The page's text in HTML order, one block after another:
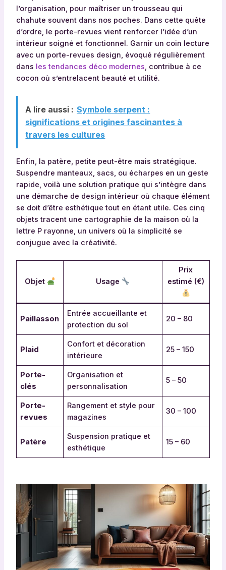
l’organisation, pour maîtriser un trousseau qui
chahute souvent dans nos poches. Dans cette quête
d’ordre, le porte-revues vient renforcer l’idée d’un
intérieur soigné et fonctionnel. Garnir un coin lecture
avec un porte-revues design, évoqué régulièrement
dans les tendances déco modernes, contribue à ce
cocon où s’entrelacent beauté et utilité.
A lire aussi : Symbole serpent :
significations et origines fascinantes à
travers les cultures
Enfin, la patère, petite peut-être mais stratégique.
Suspendre manteaux, sacs, ou écharpes en un geste
rapide, voilà une solution pratique qui s’intègre dans
une démarche de design intérieur où chaque élément
se doit d’être esthétique tout en étant utile. Ces cinq
objets tracent une cartographie de la maison où la
lettre P rayonne, un univers où la simplicité se
conjugue avec la créativité.
Objet Usage
Prix
estimé (€)
Paillasson
Entrée accueillante et
protection du sol
20 – 80
Plaid
Confort et décoration
intérieure
25 – 150
Porte-
clés
Organisation et
personnalisation
5 – 50
Porte-
revues
Rangement et style pour
magazines
30 – 100
Patère
Suspension pratique et
esthétique
15 – 60